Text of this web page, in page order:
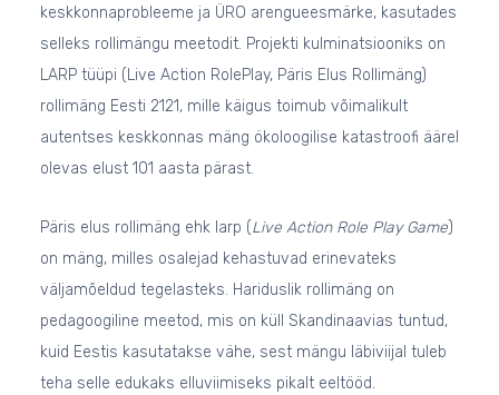
keskkonnaprobleeme ja ÜRO arengueesmärke, kasutades
selleks rollimängu meetodit. Projekti kulminatsiooniks on
LARP tüüpi (Live Action RolePlay, Päris Elus Rollimäng)
rollimäng Eesti 2121, mille käigus toimub võimalikult
autentses keskkonnas mäng ökoloogilise katastroofi äärel
olevas elust 101 aasta pärast.
Päris elus rollimäng ehk larp (Live Action Role Play Game)
on mäng, milles osalejad kehastuvad erinevateks
väljamõeldud tegelasteks. Hariduslik rollimäng on
pedagoogiline meetod, mis on küll Skandinaavias tuntud,
kuid Eestis kasutatakse vähe, sest mängu läbiviijal tuleb
teha selle edukaks elluviimiseks pikalt eeltööd.